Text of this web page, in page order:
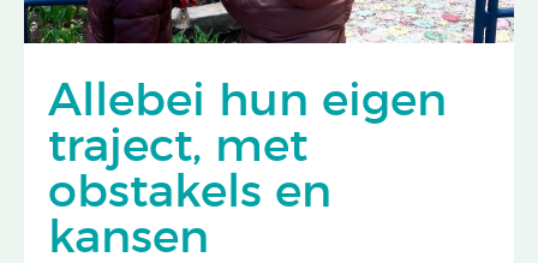
Allebei hun eigen
traject, met
obstakels en
kansen